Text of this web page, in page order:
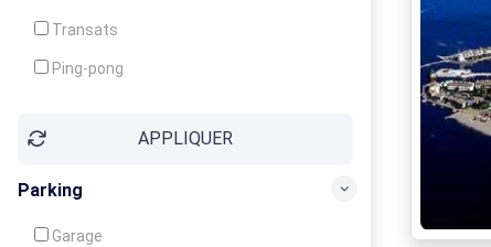
Transats
Ping-pong
Jeux d'enfantsAPPLIQUER
Parking
Garage